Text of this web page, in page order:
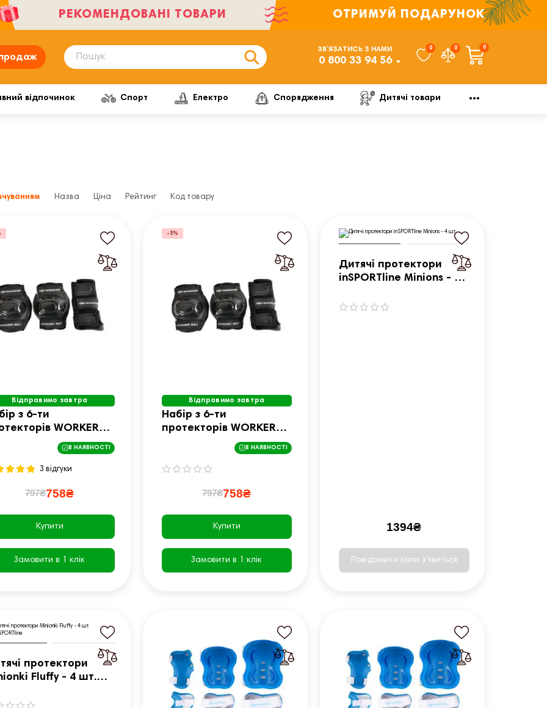
РЕКОМЕНДОВАНІ ТОВАРИ ОТРИМУЙ ПОДАРУНОК
ЗВ’ЯЗАТИСЬ З НАМИ
0 800 33 94 56
0 0 0
відпочинок Спорт Електро Спорядження Дитячі товари
Назва Ціна Рейтинг Код товару
Відправимо завтра
з 6-ти
WORKER
- розмір L / чорні
В НАЯВНОСТІ
3 відгуки
797₴758₴
Купити
Замовити в 1 клік
-5%
Відправимо завтра
Набір з 6-ти
протекторів WORKER
Kinder - розмір S / чорні
В НАЯВНОСТІ
797₴758₴
Купити
Замовити в 1 клік
Дитячі протектори
inSPORTline Minions - 4
1394₴
Повідомити коли з'явиться
протектори
Fluffy - 4 шт.